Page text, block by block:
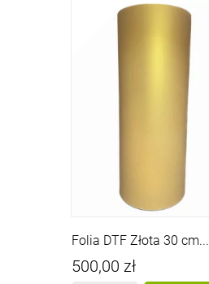
Folia DTF Złota 30 cm...
Cena
500,00 zł